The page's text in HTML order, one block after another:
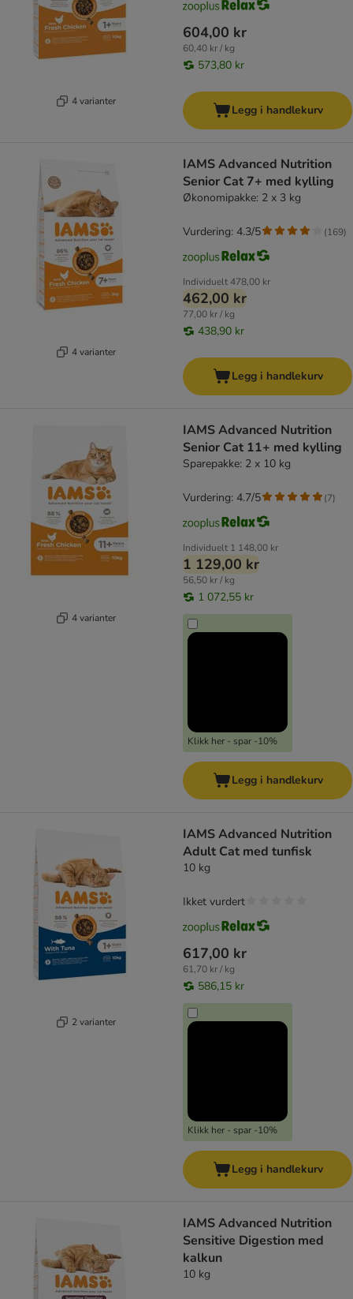
4 varianter
604,00 kr
60,40 kr / kg
573,80 kr
Legg i handlekurv
4 varianter
IAMS Advanced Nutrition
Senior Cat 7+ med kylling
Økonomipakke: 2 x 3 kg
Individuelt478,00 kr
462,00 kr
77,00 kr / kg
438,90 kr
Vurdering: 4.3/5 (169)
Legg i handlekurv
4 varianter
IAMS Advanced Nutrition
Senior Cat 11+ med kylling
Sparepakke: 2 x 10 kg
Individuelt 1 148,00 kr
1 129,00 kr
56,50 kr / kg
1 072,55 kr
Klikk her - spar -10%
Vurdering: 4.7/5 (7)
Legg i handlekurv
2 varianter
IAMS Advanced Nutrition
Adult Cat med tunfisk
10 kg
617,00 kr
61,70 kr / kg
586,15 kr
Klikk her - spar -10%
Ikket vurdert
Legg i handlekurv
IAMS Advanced Nutrition
Sensitive Digestion med
kalkun
10 kg